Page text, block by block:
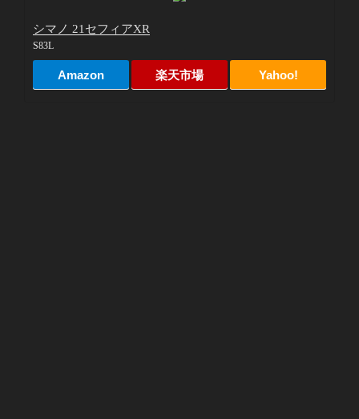
シマノ 21セフィアXR
S83L
Amazon 楽天市場 Yahoo!